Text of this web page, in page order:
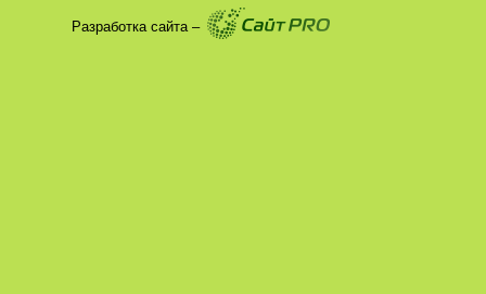
Разработка сайта –